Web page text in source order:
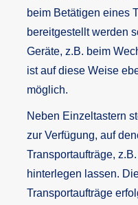
beim Betätigen eines
bereitgestellt werden
Geräte, z.B. beim
ist auf diese Weise
möglich.
Neben Einzeltastern
zur Verfügung, auf
Transportaufträge,
hinterlegen lassen.
Transportaufträge